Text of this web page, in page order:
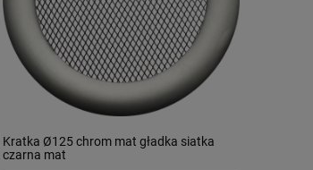
Kratka Ø125 chrom mat gładka siatka
czarna mat